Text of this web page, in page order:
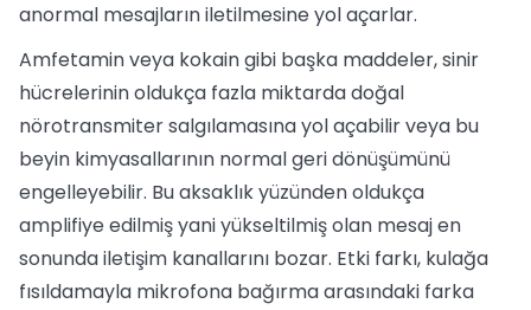
anormal mesajların iletilmesine yol açarlar.
Amfetamin veya kokain gibi başka maddeler, sinir
hücrelerinin oldukça fazla miktarda doğal
nörotransmiter salgılamasına yol açabilir veya bu
beyin kimyasallarının normal geri dönüşümünü
engelleyebilir. Bu aksaklık yüzünden oldukça
amplifiye edilmiş yani yükseltilmiş olan mesaj en
sonunda iletişim kanallarını bozar. Etki farkı, kulağa
fısıldamayla mikrofona bağırma arasındaki farka